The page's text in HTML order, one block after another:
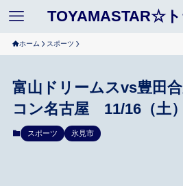
TOYAMASTAR☆
ホーム スポーツ
富山ドリームスvs豊田
コン名古屋 11/16（土）
スポーツ 氷見市